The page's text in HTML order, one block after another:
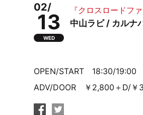
02/
13
WED
『クロスロードフ
中山ラビ / カルナ
OPEN/START 18:30/19:00
ADV/DOOR ￥2,800＋D/￥